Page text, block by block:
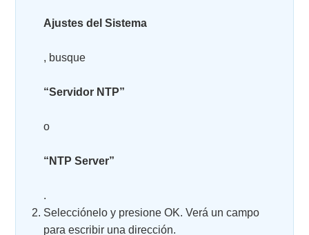
Ajustes del Sistema
, busque
“Servidor NTP”
o
“NTP Server”
.
Selecciónelo y presione OK. Verá un campo
para escribir una dirección.